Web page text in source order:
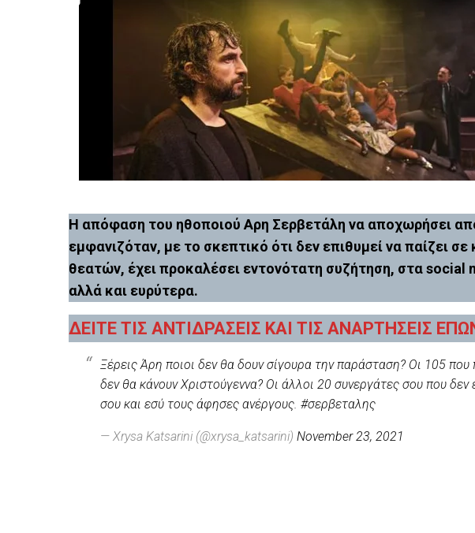
Η απόφαση του ηθοποιού Αρη Σερβετάλη να αποχωρήσει
εμφανιζόταν, με το σκεπτικό ότι δεν επιθυμεί να παίζει
θεατών, έχει προκαλέσει εντονότατη συζήτηση, στα social
αλλά και ευρύτερα.
ΔΕΙΤΕ ΤΙΣ ΑΝΤΙΔΡΑΣΕΙΣ ΚΑΙ ΤΙΣ ΑΝΑΡΤΗΣΕΙΣ
Ξέρεις Άρη ποιοι δεν θα δουν σίγουρα την παράσταση? Οι 105 που
δεν θα κάνουν Χριστούγεννα? Οι άλλοι 20 συνεργάτες σου που
σου και εσύ τους άφησες ανέργους. #σερβεταλης
— Xrysa Katsarini (@xrysa_katsarini) November 23, 2021